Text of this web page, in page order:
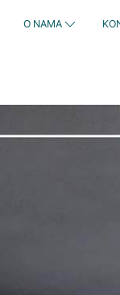
O NAMA